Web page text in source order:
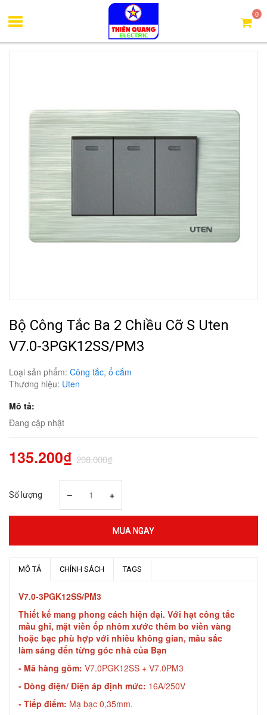
0
Công tắc, ổ cắm Uten
Bộ công tắc ba 2 chiều cỡ S
Uten V7.0-3PGK12SS/PM3
Bộ Công Tắc Ba 2 Chiều Cỡ S Uten
V7.0-3PGK12SS/PM3
Loại sản phẩm: Công tắc, ổ cắm
Thương hiệu: Uten
Mô tả:
Đang cập nhật
135.200₫ 208.000₫
Số lượng – +
MUA NGAY
MÔ TẢ CHÍNH SÁCH TAGS
V7.0-3PGK12SS/PM3
Thiết kế mang phong cách hiện đại. Với hạt công tắc
mầu ghi, mặt viền ốp nhôm xước thêm bo viền vàng
hoặc bạc phù hợp với nhiều không gian, mầu sắc
làm sáng đến từng góc nhà của Bạn
- Mã hàng gồm: V7.0PGK12SS + V7.0PM3
- Dòng điện/ Điện áp định mức: 16A/250V
- Tiếp điểm: Mạ bạc 0,35mm.